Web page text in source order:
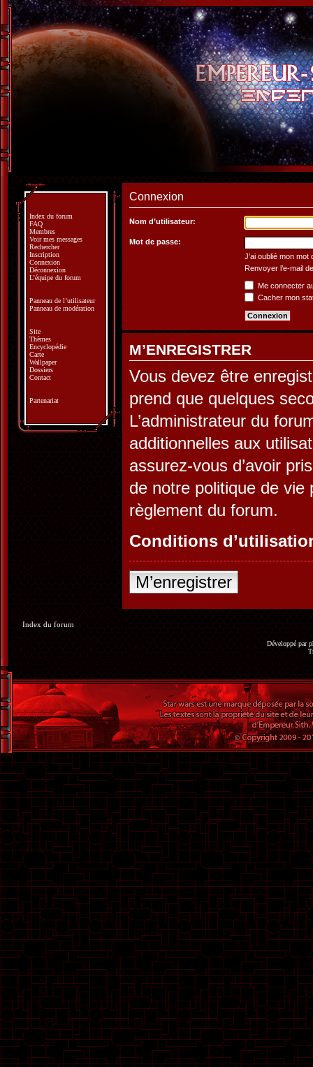
Connexion
Nom d’utilisateur:
Mot de passe:
J’ai oublié mon mot
Renvoyer l’e-mail
Me connecter
Cacher mon
M’ENREGISTRER
Vous devez être
prend que quelques
L’administrateur du
additionnelles aux
assurez-vous d’avoir
de notre politique de vie
règlement du forum.
Conditions
M’enregistrer
Index du forum
FAQ
Membres
Voir mes messages
Rechercher
Inscription
Connexion
Déconnexion
L’équipe du forum
Panneau de l’utilisateur
Panneau de modération
Site
Thèmes
Encyclopédie
Carte
Wallpaper
Dossiers
Contact
Partenariat
Index du forum
Développé par